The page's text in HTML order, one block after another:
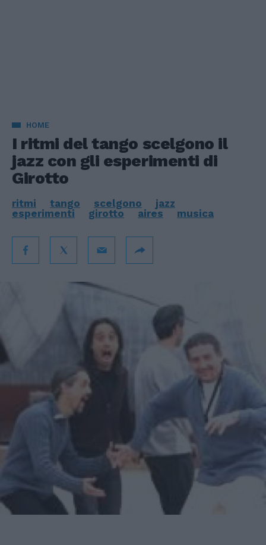
HOME
I ritmi del tango scelgono il
jazz con gli esperimenti di
Girotto
ritmi tango scelgono
jazz
esperimenti
girotto aires musica